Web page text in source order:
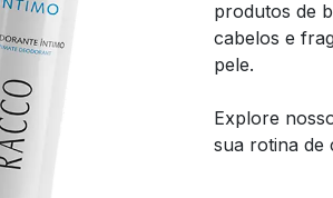
produtos de
cabelos e
pele.
Explore
sua rotina de